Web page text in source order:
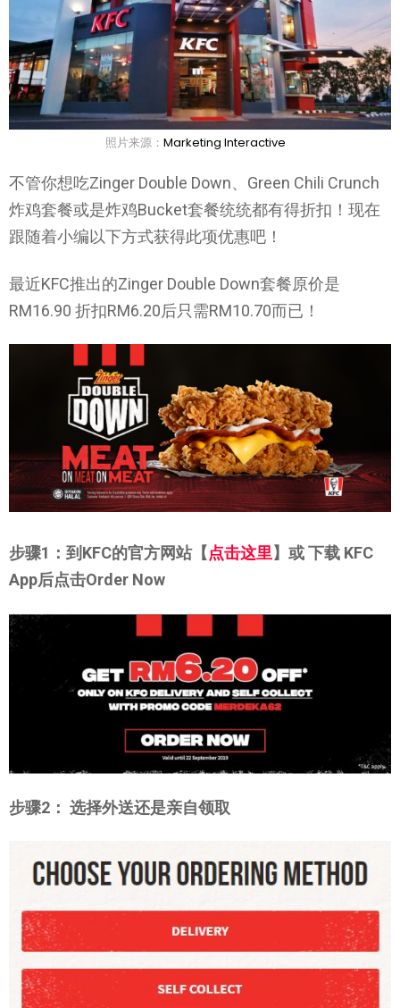
照片来源： Marketing Interactive
不管你想吃Zinger Double Down、Green Chili Crunch
炸鸡套餐或是炸鸡Bucket套餐统统都有得折扣！现在
跟随着小编以下方式获得此项优惠吧！
最近KFC推出的Zinger Double Down套餐原价是
RM16.90 折扣RM6.20后只需RM10.70而已！
步骤1：到KFC的官方网站【点击这里】或 下载 KFC
App后点击Order Now
步骤2： 选择外送还是亲自领取